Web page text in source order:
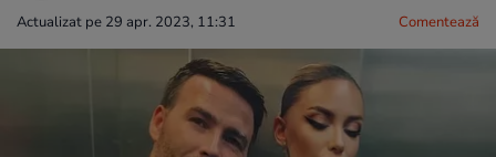
Actualizat pe 29 apr. 2023, 11:31 Comentează